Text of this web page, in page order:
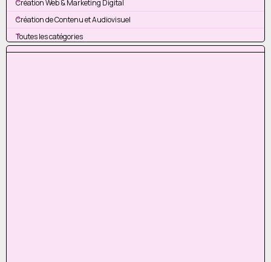
Création Web & Marketing Digital
Création de Contenu et Audiovisuel
Toutes les catégories
Sauter le bloc